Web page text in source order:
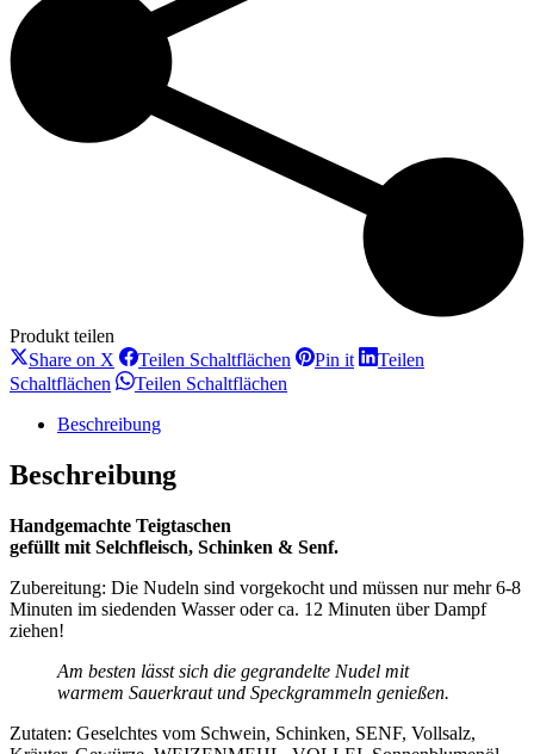
Produkt teilen
Share on X Teilen
Schaltflächen
Teilen Schaltflächen TeilenPin itTeilenTeilen
Schaltflächen TeilenTeilen Schaltflächen
Beschreibung
Beschreibung
Handgemachte Teigtaschen
gefüllt mit Selchfleisch, Schinken & Senf.
Zubereitung: Die Nudeln sind vorgekocht und müssen nur mehr 6-8
Minuten im siedenden Wasser oder ca. 12 Minuten über Dampf
ziehen!
Am besten lässt sich die gegrandelte Nudel mit
warmem Sauerkraut und Speckgrammeln genießen.
Zutaten: Geselchtes vom Schwein, Schinken, SENF, Vollsalz,